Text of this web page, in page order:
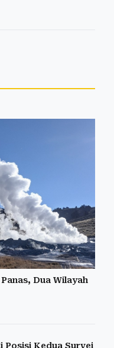
Dua Wilayah
Posisi Kedua Survei